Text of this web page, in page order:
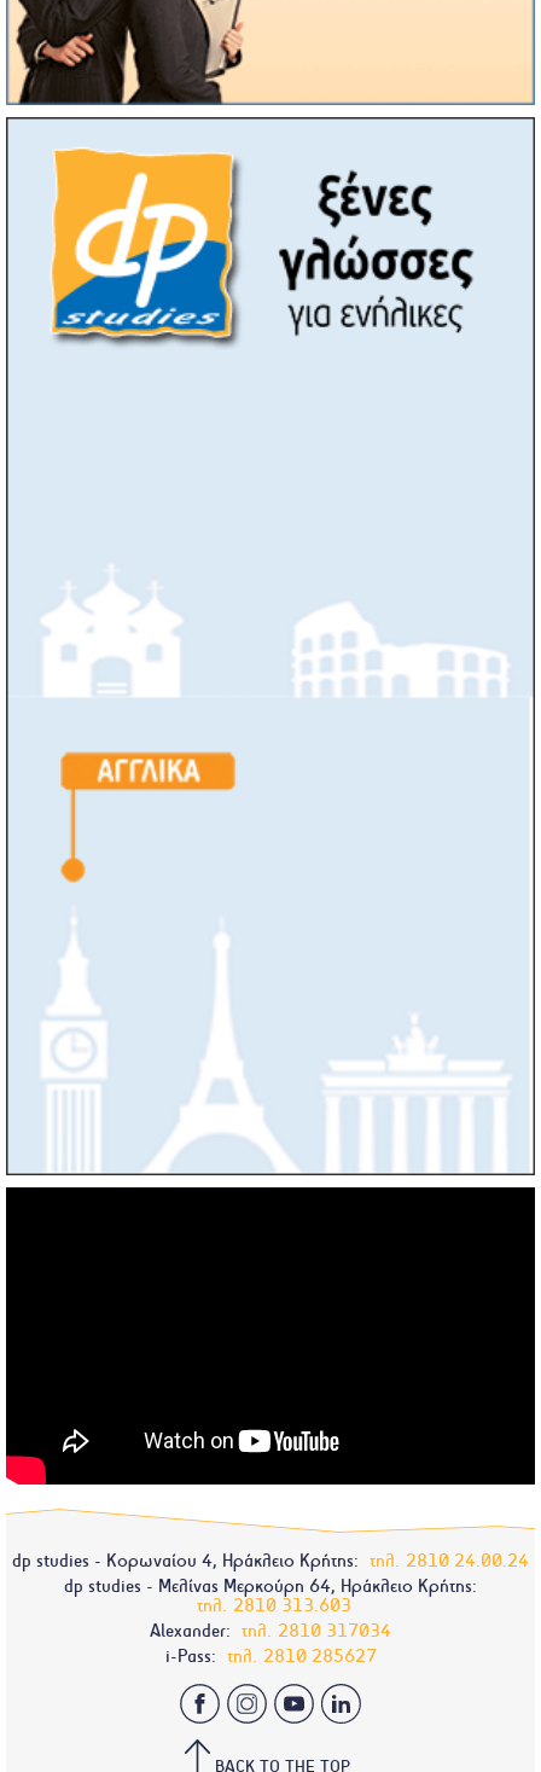
dp studies - Κορωναίου 4, Ηράκλειο Κρήτης: τηλ. 2810 24.00.24
dp studies - Μελίνας Μερκούρη 64, Ηράκλειο Κρήτης:
τηλ. 2810 313.603
Alexander: τηλ. 2810 317034
i-Pass: τηλ. 2810 285627
BACK TO THE TOP